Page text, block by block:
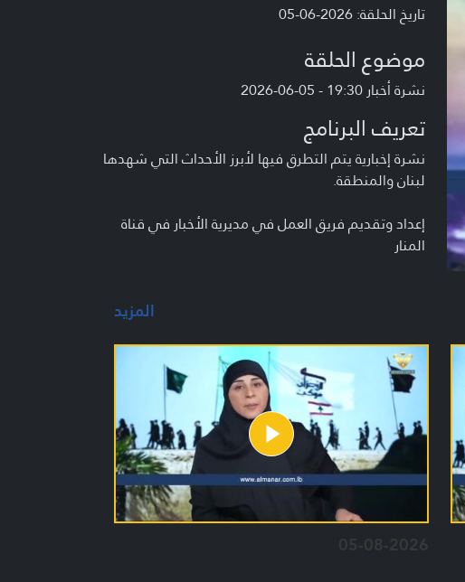
تاريخ الحلقة: 2026-06-05
موضوع الحلقة
نشرة أخبار 19:30 - 05-06-2026
تعريف البرنامج
نشرة إخبارية يتم التطرق فيها لأبرز الأحداث التي شهدها
لبنان والمنطقة.
إعداد وتقديم فريق العمل في مديرية الأخبار في قناة
المنار
المزيد
05-08-2026